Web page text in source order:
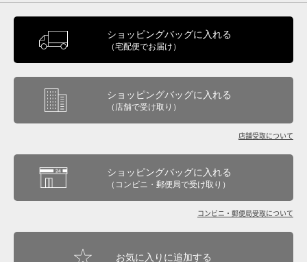
ショッピングバッグに入れる
（宅配便でお届け）
ショッピングバッグに入れる
（店舗で受け取り）
店舗受取について
ショッピングバッグに入れる
（コンビニ・郵便局で受け取り）
コンビニ・郵便局受取について